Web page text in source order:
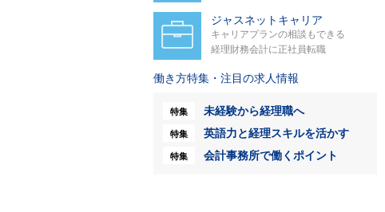
ジャスネットキャリア
キャリアプランの相談もできる
経理財務会計に正社員転職
働き方特集・注目の求人情報
特集 未経験から経理職へ
特集 英語力と経理スキルを活かす
特集 会計事務所で働くポイント